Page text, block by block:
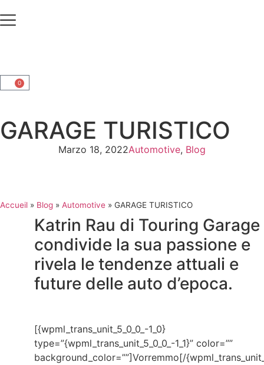
0
GARAGE TURISTICO
Marzo 18, 2022Automotive, Blog
Accueil » Blog » Automotive » GARAGE TURISTICO
Katrin Rau di Touring Garage
condivide la sua passione e
rivela le tendenze attuali e
future delle auto d’epoca.
[{wpml_trans_unit_5_0_0_-1_0}
type=”{wpml_trans_unit_5_0_0_-1_1}” color=””
background_color=””]Vorremmo[/